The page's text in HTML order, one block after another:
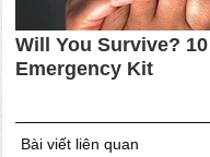
Bài viết liên quan